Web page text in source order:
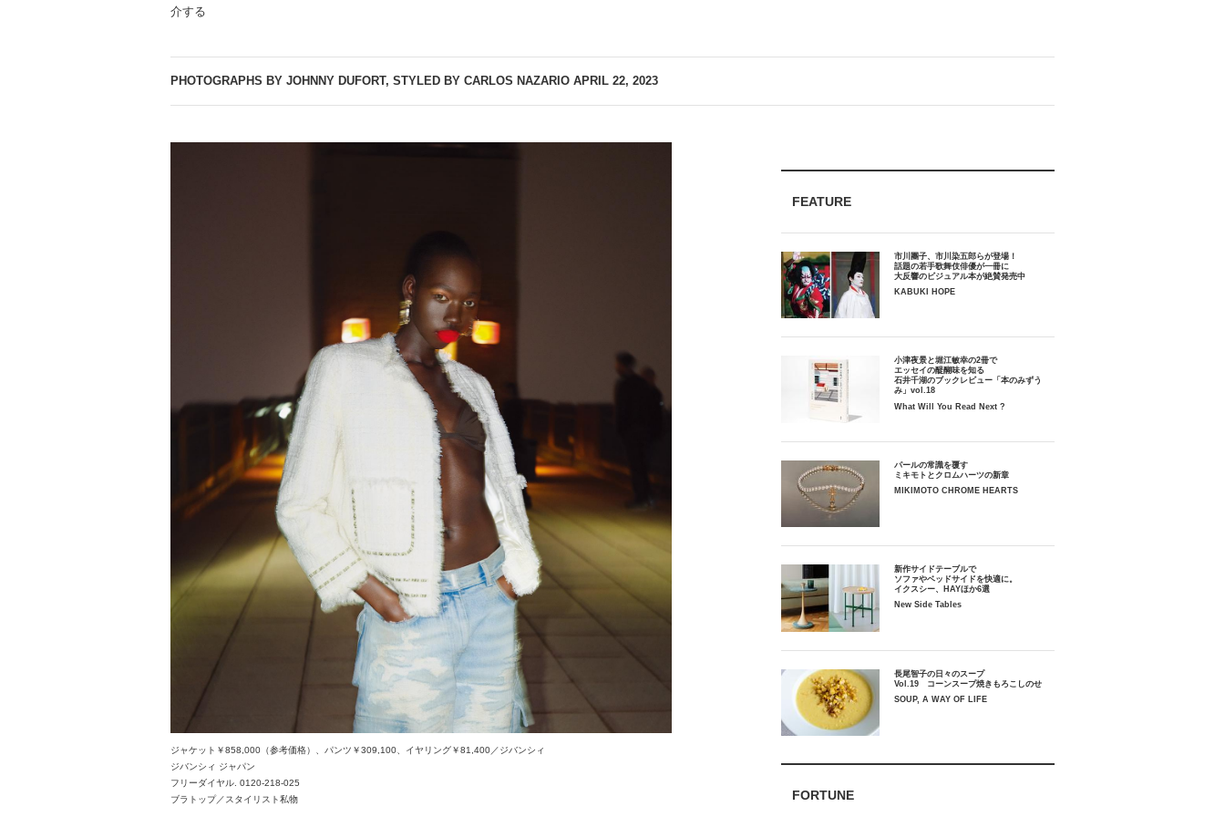
介する
PHOTOGRAPHS BY JOHNNY DUFORT, STYLED BY CARLOS NAZARIO APRIL 22, 2023
ジャケット￥858,000（参考価格）、パンツ￥309,100、イヤリング￥81,400／ジバンシィ
ジバンシィ ジャパン
フリーダイヤル. 0120-218-025
ブラトップ／スタイリスト私物
FEATURE
市川團子、市川染五郎らが登場！
話題の若手歌舞伎俳優が一冊に
大反響のビジュアル本が絶賛発売中
KABUKI HOPE
小津夜景と堀江敏幸の2冊で
エッセイの醍醐味を知る
石井千湖のブックレビュー「本のみずう
み」vol.18
What Will You Read Next ?
パールの常識を覆す
ミキモトとクロムハーツの新章
MIKIMOTO CHROME HEARTS
新作サイドテーブルで
ソファやベッドサイドを快適に。
イクスシー、HAYほか6選
New Side Tables
長尾智子の日々のスープ
Vol.19 コーンスープ焼きもろこしのせ
SOUP, A WAY OF LIFE
FORTUNE